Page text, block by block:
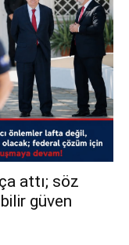
attı; söz
güven